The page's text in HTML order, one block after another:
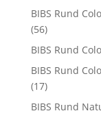
BIBS Rund
(56)
BIBS Rund
BIBS Rund
(17)
BIBS Rund